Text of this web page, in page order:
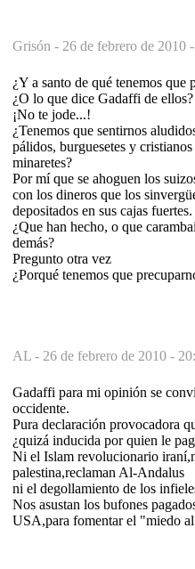
Grisón - 26 de febrero de 2010
¿Y a santo de qué tenemos que
¿O lo que dice Gadaffi de ellos?
¡No te jode...!
¿Tenemos que sentirnos
pálidos, burguesetes y
minaretes?
Por mí que se ahoguen los
con los dineros que los
depositados en sus cajas fuertes.
¿Que han hecho, o que
demás?
Pregunto otra vez
¿Porqué tenemos que
AL - 26 de febrero de 2010 -
Gadaffi para mi opinión se
occidente.
Pura declaración provocadora
¿quizá inducida por quien le
Ni el Islam revolucionario
palestina,reclaman Al-Andalus
ni el degollamiento de los
Nos asustan los bufones
USA,para fomentar el "miedo